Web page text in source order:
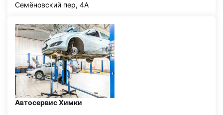
Семёновский пер, 4А
Автосервис Химки